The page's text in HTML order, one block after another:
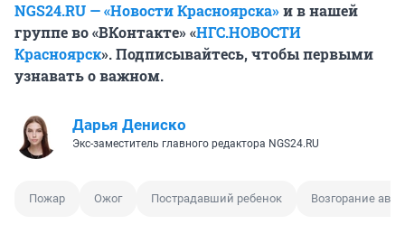
NGS24.RU — «Новости Красноярска»и в нашей
группе во «ВКонтакте» «НГС.НОВОСТИ
Красноярск». Подписывайтесь, чтобы первыми
узнавать о важном.
Дарья Дениско
Экс-заместитель главного редактора NGS24.RU
Пожар Ожог Пострадавший ребенок Возгорание